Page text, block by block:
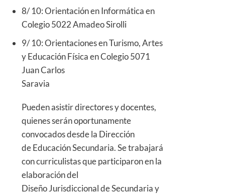
8/ 10: Orientación en Informática en
Colegio 5022 Amadeo Sirolli
9/ 10: Orientaciones en Turismo, Artes
y Educación Física en Colegio 5071
Juan Carlos
Saravia
Pueden asistir directores y docentes,
quienes serán oportunamente
convocados desde la Dirección
de Educación Secundaria. Se trabajará
con curriculistas que participaron en la
elaboración del
Diseño Jurisdiccional de Secundaria y